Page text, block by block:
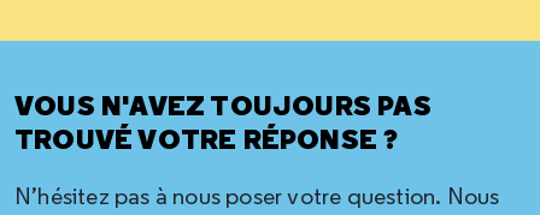
VOUS N'AVEZ TOUJOURS PAS
TROUVÉ VOTRE RÉPONSE ?
N’hésitez pas à nous poser votre question. Nous